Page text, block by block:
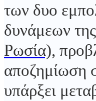
των δυο
δυνάμεων
Ρωσία),
αποζημίωση
υπάρξει